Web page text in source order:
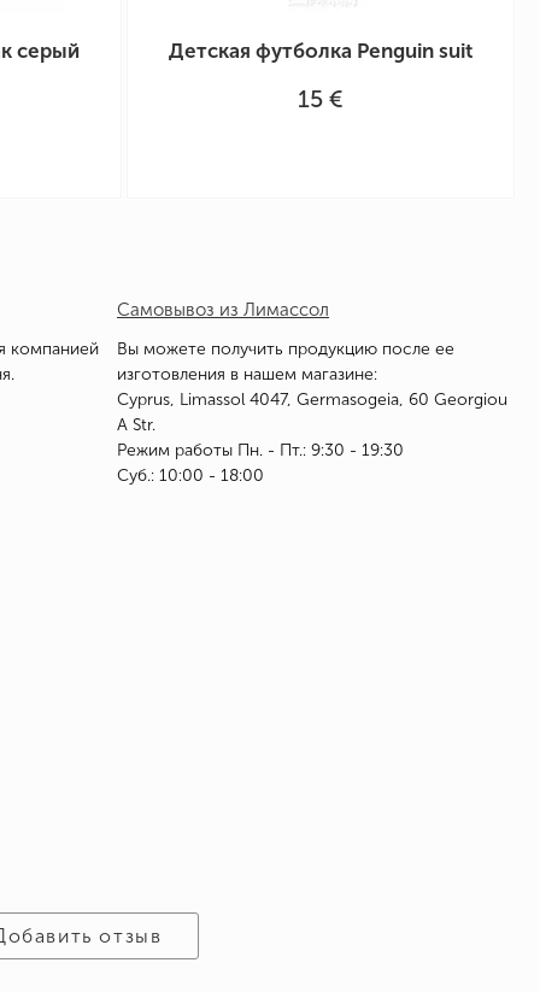
серый Детская футболка Penguin suit
15 €
компанией
Самовывоз из Лимассол
Вы можете получить продукцию после ее
изготовления в нашем магазине:
Cyprus, Limassol 4047, Germasogeia, 60 Georgiou
A Str.
Режим работы Пн. - Пт.: 9:30 - 19:30
Суб.: 10:00 - 18:00
отзыв